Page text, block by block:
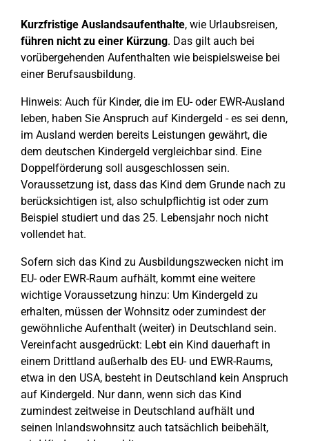
Kurzfristige Auslandsaufenthalte, wie Urlaubsreisen,
führen nicht zu einer Kürzung. Das gilt auch bei
vorübergehenden Aufenthalten wie beispielsweise bei
einer Berufsausbildung.
Hinweis: Auch für Kinder, die im EU- oder EWR-Ausland
leben, haben Sie Anspruch auf Kindergeld - es sei denn,
im Ausland werden bereits Leistungen gewährt, die
dem deutschen Kindergeld vergleichbar sind. Eine
Doppelförderung soll ausgeschlossen sein.
Voraussetzung ist, dass das Kind dem Grunde nach zu
berücksichtigen ist, also schulpflichtig ist oder zum
Beispiel studiert und das 25. Lebensjahr noch nicht
vollendet hat.
Sofern sich das Kind zu Ausbildungszwecken nicht im
EU- oder EWR-Raum aufhält, kommt eine weitere
wichtige Voraussetzung hinzu: Um Kindergeld zu
erhalten, müssen der Wohnsitz oder zumindest der
gewöhnliche Aufenthalt (weiter) in Deutschland sein.
Vereinfacht ausgedrückt: Lebt ein Kind dauerhaft in
einem Drittland außerhalb des EU- und EWR-Raums,
etwa in den USA, besteht in Deutschland kein Anspruch
auf Kindergeld. Nur dann, wenn sich das Kind
zumindest zeitweise in Deutschland aufhält und
seinen Inlandswohnsitz auch tatsächlich beibehält,